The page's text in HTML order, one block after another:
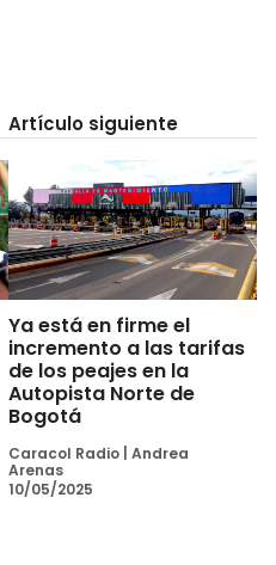
Artículo siguiente
Ya está en firme el
incremento a las tarifas
de los peajes en la
Autopista Norte de
Bogotá
Caracol Radio Andrea
Arenas
10/05/2025